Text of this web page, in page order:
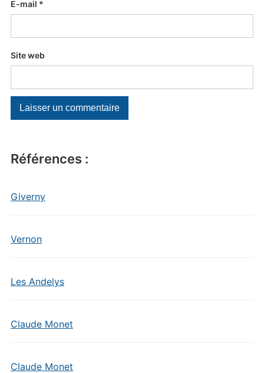
Références :
Giverny
Vernon
Les Andelys
Claude Monet
Claude Monet
E-mail *
Site web